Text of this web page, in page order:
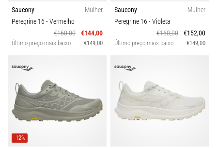
avalia
mudanças
de
direção.
Como
realizado
Saucony
Mulher
Peregrine 16 - Vermelho
€160,00
€144,00
Último preço mais baixo €149,00
Saucony
Mulher
Peregrine 16 - Violeta
€160,00
€152,00
Último preço mais baixo €149,00
-12%